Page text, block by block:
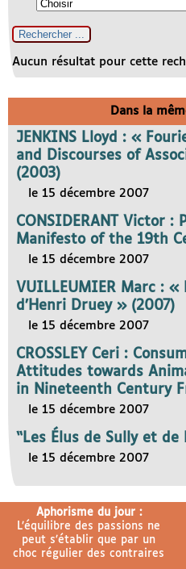
Aucun résultat pour cette
Dans la
JENKINS Lloyd : «
and Discourses of
(2003)
le 15 décembre 2007
CONSIDERANT Victor :
Manifesto of the 19th
le 15 décembre 2007
VUILLEUMIER Marc : «
d’Henri Druey » (2007)
le 15 décembre 2007
CROSSLEY Ceri :
Attitudes towards
in Nineteenth Century
le 15 décembre 2007
“Les Élus de Sully et de
le 15 décembre 2007
Aphorisme du jour :
L’équilibre des passions ne
peut s’établir que par un
choc régulier des contraires